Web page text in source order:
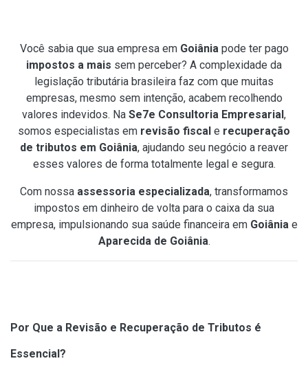
Você sabia que sua empresa em Goiânia pode ter pago
impostos a mais sem perceber? A complexidade da
legislação tributária brasileira faz com que muitas
empresas, mesmo sem intenção, acabem recolhendo
valores indevidos. Na Se7e Consultoria Empresarial,
somos especialistas em revisão fiscal e recuperação
de tributos em Goiânia, ajudando seu negócio a reaver
esses valores de forma totalmente legal e segura.
Com nossa assessoria especializada, transformamos
impostos em dinheiro de volta para o caixa da sua
empresa, impulsionando sua saúde financeira em Goiânia e
Aparecida de Goiânia.
Por Que a Revisão e Recuperação de Tributos é
Essencial?